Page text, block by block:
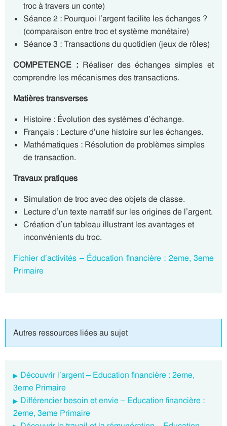
troc à travers un conte)
Séance 2 : Pourquoi l’argent facilite les échanges ?
(comparaison entre troc et système monétaire)
Séance 3 : Transactions du quotidien (jeux de rôles)
COMPETENCE :Réaliser des échanges simples et
comprendre les mécanismes des transactions.
Matières transverses
Histoire : Évolution des systèmes d’échange.
Français : Lecture d’une histoire sur les échanges.
Mathématiques : Résolution de problèmes simples
de transaction.
Travaux pratiques
Simulation de troc avec des objets de classe.
Lecture d’un texte narratif sur les origines de l’argent.
Création d’un tableau illustrant les avantages et
inconvénients du troc.
Fichier d’activités – Éducation financière : 2eme, 3eme
Primaire
Autres ressources liées au sujet
Découvrir l’argent – Education financière : 2eme,
3eme Primaire
Différencier besoin et envie – Education financière :
2eme, 3eme Primaire